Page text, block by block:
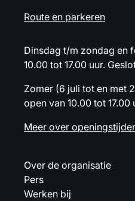
Route en parkeren
Dinsdag t/m zondag en
10.00 tot 17.00 uur.
Zomer (6 juli tot en met
open van 10.00 tot 17.00
Meer over
Over de organisatie
Pers
Werken bij